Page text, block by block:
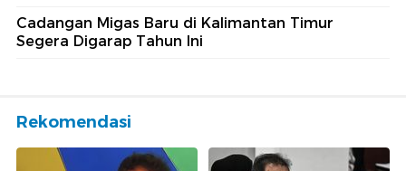
Cadangan Migas Baru di Kalimantan Timur
Segera Digarap Tahun Ini
Rekomendasi